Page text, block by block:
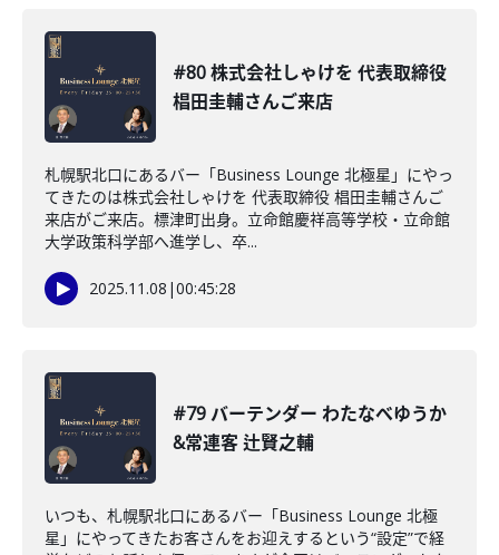
#80 株式会社しゃけを 代表取締役
椙田圭輔さんご来店
札幌駅北口にあるバー「Business Lounge 北極星」にやっ
てきたのは株式会社しゃけを 代表取締役 椙田圭輔さんご
来店がご来店。標津町出身。立命館慶祥高等学校・立命館
大学政策科学部へ進学し、卒...
2025.11.08 |00:45:28
#79 バーテンダー わたなべゆうか
&常連客 辻賢之輔
いつも、札幌駅北口にあるバー「Business Lounge 北極
星」にやってきたお客さんをお迎えするという“設定”で経